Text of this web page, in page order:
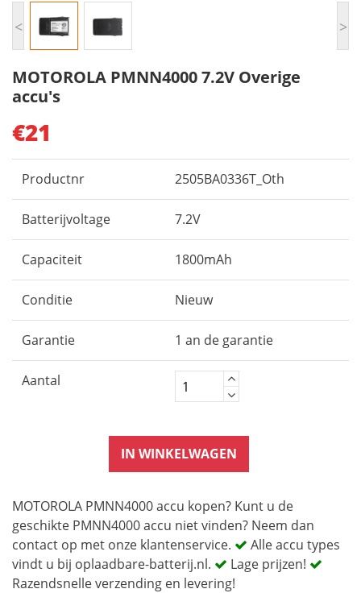
< >
MOTOROLA PMNN4000 7.2V Overige
accu's
€21
Productnr 2505BA0336T_Oth
Batterijvoltage 7.2V
Capaciteit 1800mAh
Conditie Nieuw
Garantie 1 an de garantie
Aantal
IN WINKELWAGEN
MOTOROLA PMNN4000 accu kopen? Kunt u de
geschikte PMNN4000 accu niet vinden? Neem dan
contact op met onze klantenservice.
Alle accu types
vindt u bij oplaadbare-batterij.nl.
Lage prijzen!
Razendsnelle verzending en levering!